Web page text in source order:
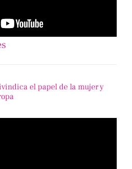
el papel de la mujer y